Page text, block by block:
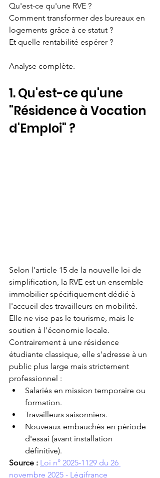
Qu'est-ce qu'une RVE ?
Comment transformer des bureaux en
logements grâce à ce statut ?
Et quelle rentabilité espérer ?
Analyse complète.
1. Qu'est-ce qu'une
"Résidence à Vocation
d'Emploi" ?
Selon l'article 15 de la nouvelle loi de
simplification, la RVE est un ensemble
immobilier spécifiquement dédié à
l'accueil des travailleurs en mobilité.
Elle ne vise pas le tourisme, mais le
soutien à l'économie locale.
Contrairement à une résidence
étudiante classique, elle s'adresse à un
public plus large mais strictement
professionnel :
Salariés en mission temporaire ou
formation.
Travailleurs saisonniers.
Nouveaux embauchés en période
d'essai (avant installation
définitive).
Source : Loi n° 2025-1129 du 26
novembre 2025 - Légifrance